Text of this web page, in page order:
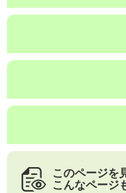
このページを
こんなページ